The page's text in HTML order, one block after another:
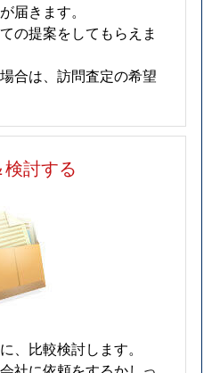
届きます。
の提案をしてもらえま
合は、訪問査定の希望
討する
、比較検討します。